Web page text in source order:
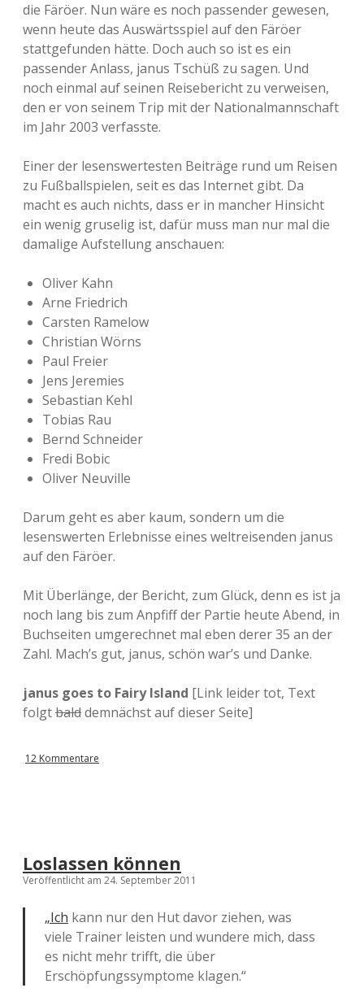
die Färöer. Nun wäre es noch passender gewesen,
wenn heute das Auswärtsspiel auf den Färöer
stattgefunden hätte. Doch auch so ist es ein
passender Anlass, janus Tschüß zu sagen. Und
noch einmal auf seinen Reisebericht zu verweisen,
den er von seinem Trip mit der Nationalmannschaft
im Jahr 2003 verfasste.
Einer der lesenswertesten Beiträge rund um Reisen
zu Fußballspielen, seit es das Internet gibt. Da
macht es auch nichts, dass er in mancher Hinsicht
ein wenig gruselig ist, dafür muss man nur mal die
damalige Aufstellung anschauen:
Oliver Kahn
Arne Friedrich
Carsten Ramelow
Christian Wörns
Paul Freier
Jens Jeremies
Sebastian Kehl
Tobias Rau
Bernd Schneider
Fredi Bobic
Oliver Neuville
Darum geht es aber kaum, sondern um die
lesenswerten Erlebnisse eines weltreisenden janus
auf den Färöer.
Mit Überlänge, der Bericht, zum Glück, denn es ist ja
noch lang bis zum Anpfiff der Partie heute Abend, in
Buchseiten umgerechnet mal eben derer 35 an der
Zahl. Mach’s gut, janus, schön war’s und Danke.
janus goes to Fairy Island [Link leider tot, Text
folgtbalddemnächst auf dieser Seite]
12 Kommentare
Loslassen können
Veröffentlicht am 24. September 2011
„Ich kann nur den Hut davor ziehen, was
viele Trainer leisten und wundere mich, dass
es nicht mehr trifft, die über
Erschöpfungssymptome klagen.“